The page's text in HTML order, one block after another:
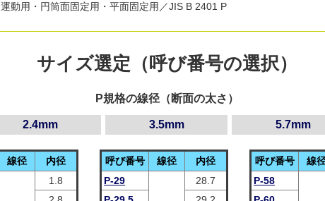
運動用・円筒面固定用・平面固定用／JIS B 2401 P
サイズ選定（呼び番号の選択）
P規格の線径（断面の太さ）
2.4mm 3.5mm 5.7mm
線径
内径
1.8
呼び番号 線径
内径
P-29
28.7
呼び番号
線
P-58